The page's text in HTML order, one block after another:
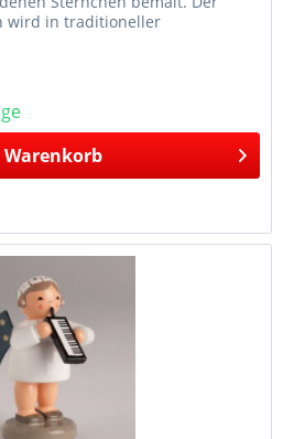
wird in traditioneller
Warenkorb